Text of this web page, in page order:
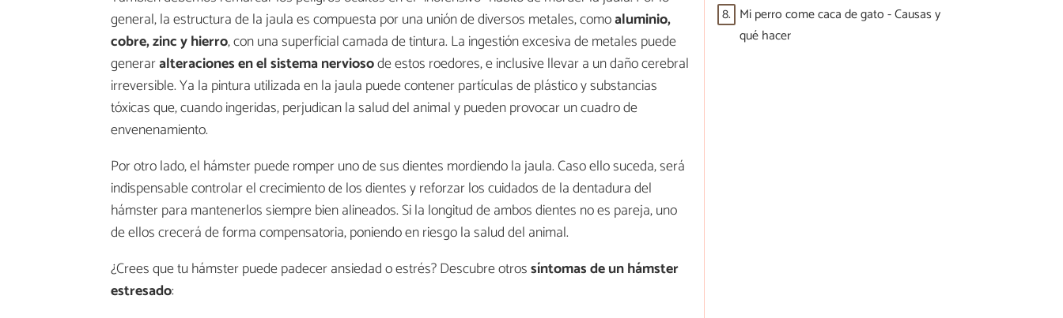
general, la estructura de la jaula es compuesta por una unión de diversos metales, comoaluminio,
cobre, zinc y hierro, con una superficial camada de tintura. La ingestión excesiva de metales puede
generaralteraciones en el sistema nerviosode estos roedores, e inclusive llevar a un daño cerebral
irreversible. Ya la pintura utilizada en la jaula puede contener partículas de plástico y substancias
tóxicas que, cuando ingeridas, perjudican la salud del animal y pueden provocar un cuadro de
envenenamiento.
Por otro lado, el hámster puede romper uno de sus dientes mordiendo la jaula. Caso ello suceda, será
indispensable controlar el crecimiento de los dientes y reforzar los cuidados de la dentadura del
hámster para mantenerlos siempre bien alineados. Si la longitud de ambos dientes no es pareja, uno
de ellos crecerá de forma compensatoria, poniendo en riesgo la salud del animal.
¿Crees que tu hámster puede padecer ansiedad o estrés? Descubre otrossíntomas de un hámster
estresado:
8. Mi perro come caca de gato - Causas y
qué hacer